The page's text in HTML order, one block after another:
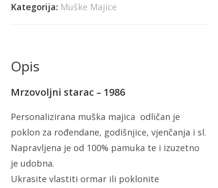
Kategorija: Muške Majice
Opis
Mrzovoljni starac – 1986
Personalizirana muška majica odličan je
poklon za rođendane, godišnjice, vjenčanja i sl.
Napravljena je od 100% pamuka te i izuzetno
je udobna.
Ukrasite vlastiti ormar ili poklonite